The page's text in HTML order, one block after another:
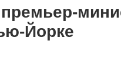
Йорке